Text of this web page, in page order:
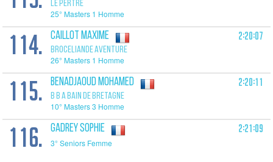
LE PERTRE
25° Masters 1 Homme
114. CAILLOT Maxime
BROCELIANDE AVENTURE
26° Masters 1 Homme
2:20:07
115. BENADJAOUD Mohamed
B B A BAIN DE BRETAGNE
10° Masters 3 Homme
2:20:11
116. GADREY Sophie
3° Seniors Femme
2:21:09